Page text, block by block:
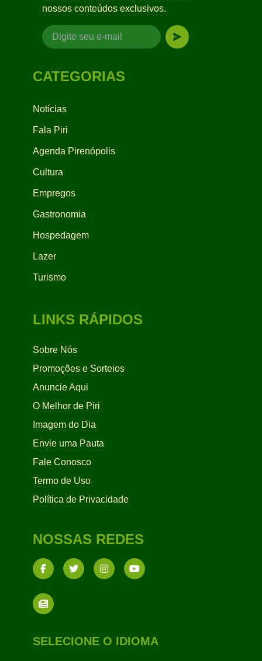
nossos conteúdos exclusivos.
CATEGORIAS
Notícias
Fala Piri
Agenda Pirenópolis
Cultura
Empregos
Gastronomia
Hospedagem
Lazer
Turismo
LINKS RÁPIDOS
Sobre Nós
Promoções e Sorteios
Anuncie Aqui
O Melhor de Piri
Imagem do Dia
Envie uma Pauta
Fale Conosco
Termo de Uso
Política de Privacidade
NOSSAS REDES
SELECIONE O IDIOMA